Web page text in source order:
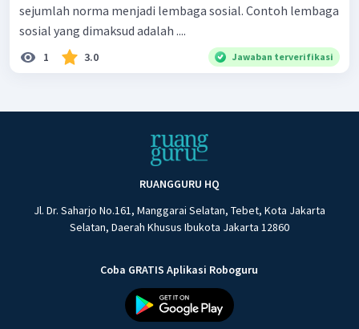
sejumlah norma menjadi lembaga sosial. Contoh lembaga
sosial yang dimaksud adalah ....
1 3.0 Jawaban terverifikasi
RUANGGURU HQ
Jl. Dr. Saharjo No.161, Manggarai Selatan, Tebet, Kota Jakarta
Selatan, Daerah Khusus Ibukota Jakarta 12860
Coba GRATIS Aplikasi Roboguru